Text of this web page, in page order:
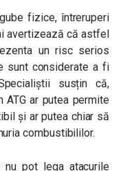
fizice, întreruperi
avertizează că astfel
un risc serios
sunt considerate a fi
susțin că,
ar putea permite
și ar putea chiar să
combustibililor.
nu pot lega atacurile